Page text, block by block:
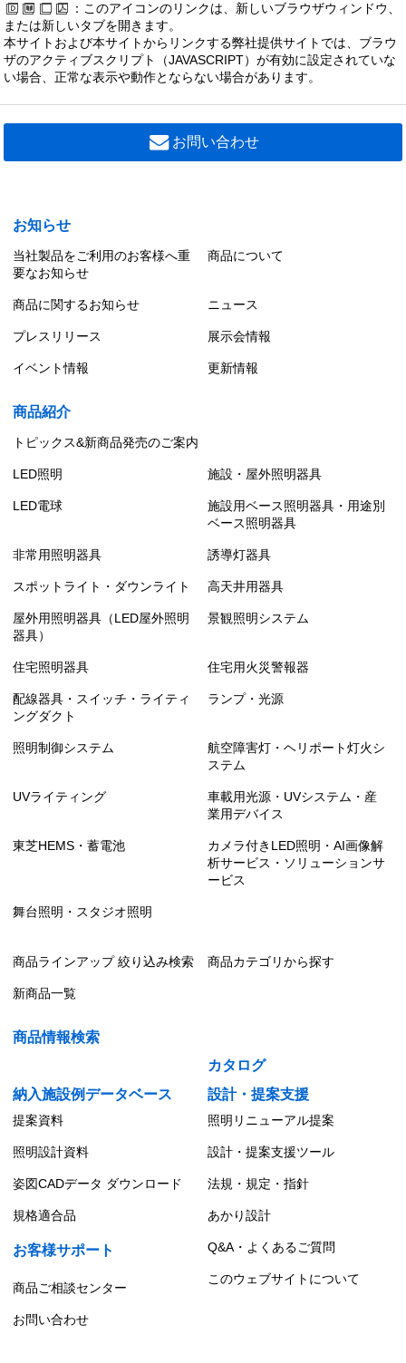
LEKRS422524HW-LS9
ＴＥＮＱＯＯ非常灯４０形埋込Ｗ２２０
119,700 円（税別）
119,700 円（税別）
：このアイコンのリンクは、新しいブラウザウィンドウ、
または新しいタブを開きます。
本サイトおよび本サイトからリンクする弊社提供サイトでは、ブラウ
ザのアクティブスクリプト（JAVASCRIPT）が有効に設定されていな
い場合、正常な表示や動作とならない場合があります。
お問い合わせ
お知らせ
当社製品をご利用のお客様へ重
要なお知らせ
商品について
商品に関するお知らせ ニュース
プレスリリース 展示会情報
イベント情報 更新情報
商品紹介
トピックス&新商品発売のご案内
LED照明 施設・屋外照明器具
LED電球
施設用ベース照明器具・用途別
ベース照明器具
非常用照明器具 誘導灯器具
スポットライト・ダウンライト 高天井用器具
屋外用照明器具（LED屋外照明
器具）
景観照明システム
住宅照明器具 住宅用火災警報器
配線器具・スイッチ・ライティ
ングダクト
ランプ・光源
照明制御システム
航空障害灯・ヘリポート灯火シ
ステム
UVライティング
車載用光源・UVシステム・産
業用デバイス
東芝HEMS・蓄電池
カメラ付きLED照明・AI画像解
析サービス・ソリューションサ
ービス
舞台照明・スタジオ照明
商品ラインアップ 絞り込み検索 商品カテゴリから探す
新商品一覧
商品情報検索
カタログ
納入施設例データベース
設計・提案支援
提案資料 照明リニューアル提案
照明設計資料 設計・提案支援ツール
姿図CADデータ ダウンロード 法規・規定・指針
規格適合品 あかり設計
お客様サポート Q&A・よくあるご質問
商品ご相談センター
このウェブサイトについて
お問い合わせ